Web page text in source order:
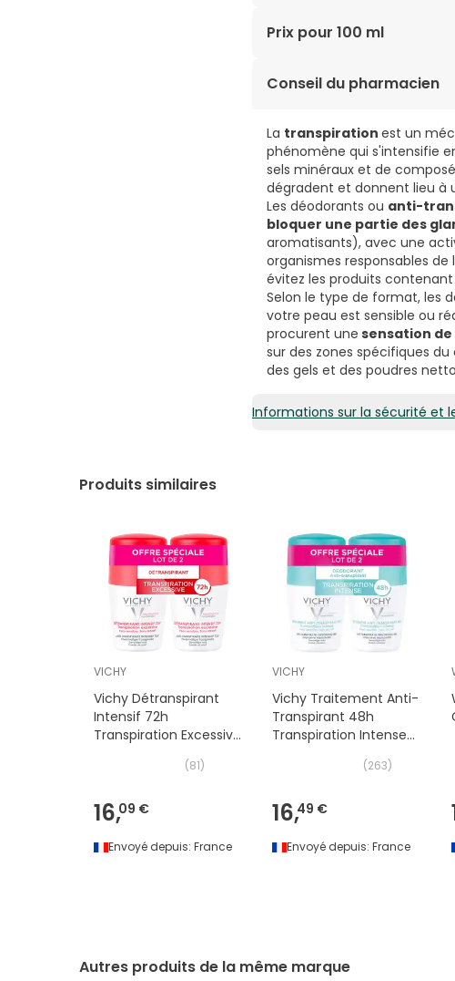
AQUA, ALUMINUM CHLORIDE,
Prix pour 100 ml
45,87€ / 100 ml
Conseil du pharmacien
La transpiration est un
phénomène qui s'intensifie
sels minéraux et de
dégradent et donnent lieu à
Les déodorants ou anti-
bloquer une partie des
aromatisants), avec une
organismes responsables
évitez les produits
Selon le type de format, les
votre peau est sensible ou
procurent une sensation
sur des zones spécifiques
des gels et des poudres
Informations sur la sécurité et
Produits similaires
VICHY
Vichy Détranspirant
Intensif 72h
Transpiration Excessive
(81)
16,09 €
Envoyé depuis: France
VICHY
Vichy Traitement Anti-
Transpirant 48h
Transpiration Intense
(263)
16,49 €
Envoyé depuis: France
Autres produits de la même marque